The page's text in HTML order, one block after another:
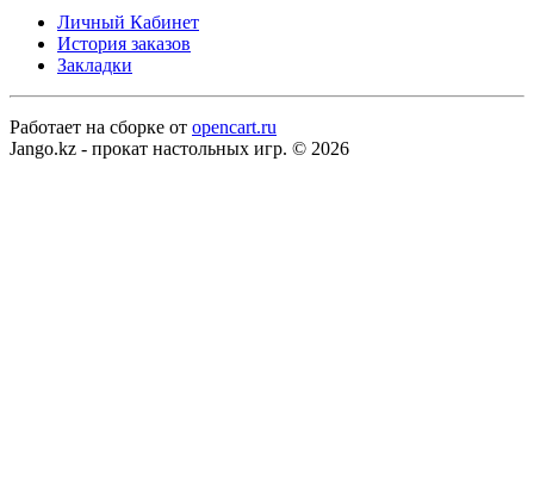
Личный Кабинет
История заказов
Закладки
Работает на сборке от opencart.ru
Jango.kz - прокат настольных игр. © 2026